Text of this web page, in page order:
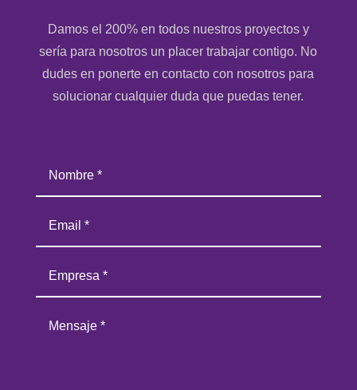
Damos el 200% en todos nuestros proyectos y
sería para nosotros un placer trabajar contigo. No
dudes en ponerte en contacto con nosotros para
solucionar cualquier duda que puedas tener.